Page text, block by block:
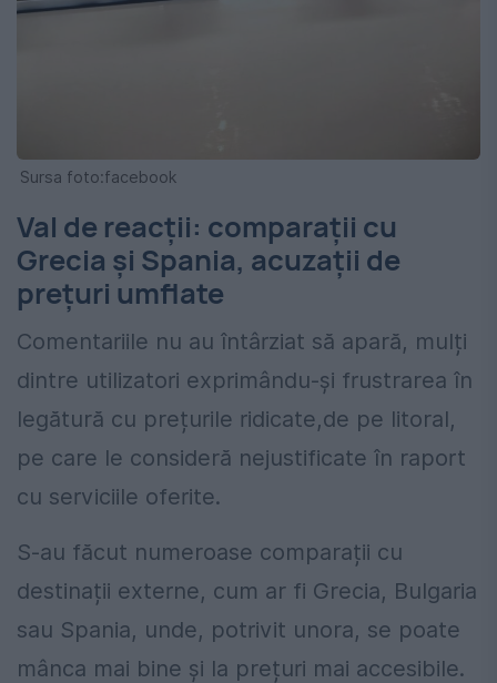
Sursa foto:facebook
Val de reacții: comparații cu
Grecia și Spania, acuzații de
prețuri umflate
Comentariile nu au întârziat să apară, mulți
dintre utilizatori exprimându-și frustrarea în
legătură cu prețurile ridicate,de pe litoral,
pe care le consideră nejustificate în raport
cu serviciile oferite.
S-au făcut numeroase comparații cu
destinații externe, cum ar fi Grecia, Bulgaria
sau Spania, unde, potrivit unora, se poate
mânca mai bine și la prețuri mai accesibile.